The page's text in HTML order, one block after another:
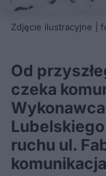
Zdjęcie ilustracyjne |
Od
czeka
ruchu ul.